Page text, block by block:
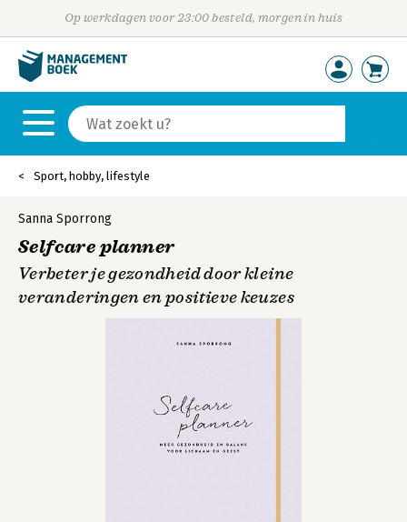
Op werkdagen voor 23:00 besteld, morgen in huis
Sport, hobby, lifestyle
Sanna Sporrong
Selfcare planner
Verbeter je gezondheid door kleine
veranderingen en positieve keuzes